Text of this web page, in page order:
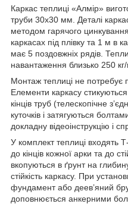
Каркас теплиці «Алмір»
труби 30х30 мм. Деталі
методом гарячого
каркасах під плівку та 1 м в
має 5 поздовжніх рядів.
навантаження близько 250 кг/
Монтаж теплиці не потребує
Елементи каркасу
кінців труб (телескопічне
куточків і затягуються
докладну відеоінструкцію і
У комплект теплиці входять Т-
до кінців кожної арки та до
вкопуються в ґрунт на
стійкість каркасу. При
фундамент або деев’яний
доповнюється анкерними